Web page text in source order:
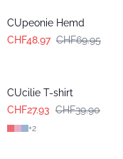
CUpeonie Hemd
CHF48.97 CHF69.95
CUcilie T-shirt
CHF27.93 CHF39.90
+2